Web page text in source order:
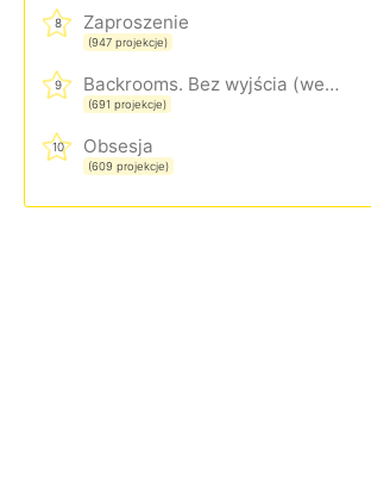
8 Zaproszenie
(947 projekcje)
9 Backrooms. Bez wyjścia (wersja rozszerzona)
(691 projekcje)
10 Obsesja
(609 projekcje)